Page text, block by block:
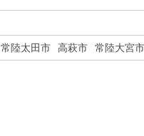
常陸太田市 高萩市 常陸大宮市